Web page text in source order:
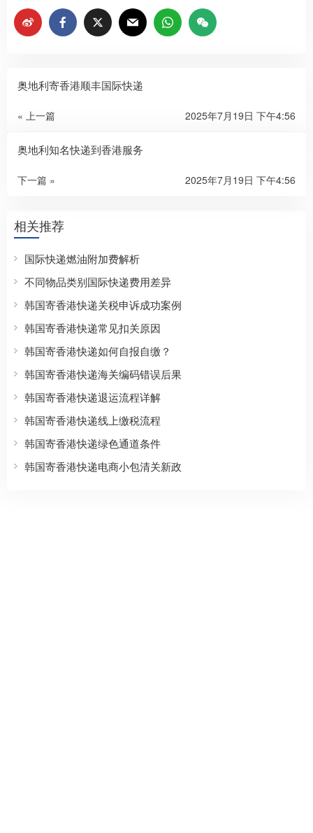
奥地利寄香港顺丰国际快递
« 上一篇 2025年7月19日 下午4:56
奥地利知名快递到香港服务
下一篇 » 2025年7月19日 下午4:56
相关推荐
国际快递燃油附加费解析
不同物品类别国际快递费用差异
韩国寄香港快递关税申诉成功案例
韩国寄香港快递常见扣关原因
韩国寄香港快递如何自报自缴？
韩国寄香港快递海关编码错误后果
韩国寄香港快递退运流程详解
韩国寄香港快递线上缴税流程
韩国寄香港快递绿色通道条件
韩国寄香港快递电商小包清关新政